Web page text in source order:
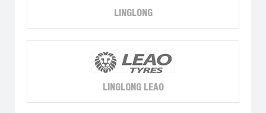
LINGLONG
LINGLONG LEAO